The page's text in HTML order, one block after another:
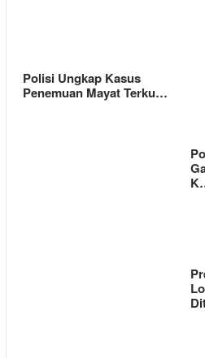
Polisi Ungkap Kasus
Penemuan Mayat Terku…